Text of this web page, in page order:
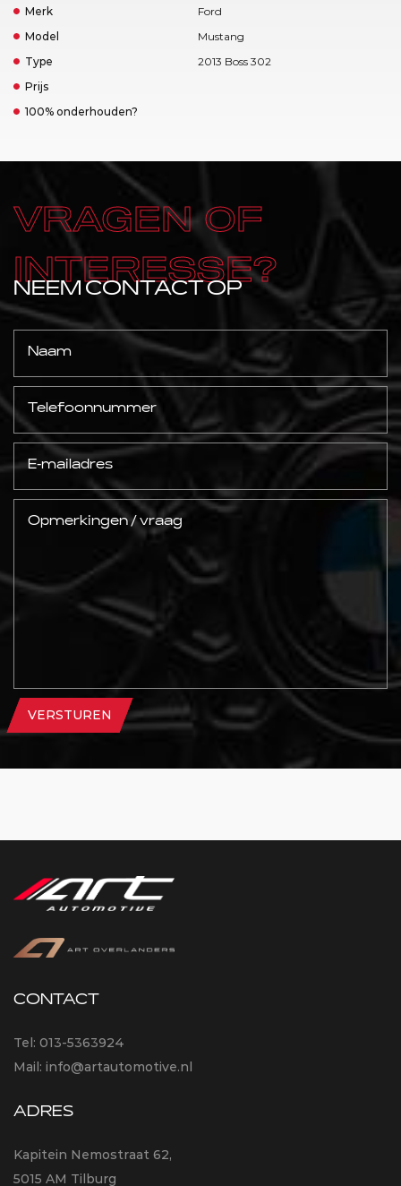
Merk
Ford
Model
Mustang
Type
2013 Boss 302
Prijs
100% onderhouden?
VRAGEN OF
INTERESSE?
NEEM CONTACT OP
VERSTUREN
CONTACT
Tel: 013-5363924
Mail: info@artautomotive.nl
ADRES
Kapitein Nemostraat 62,
5015 AM Tilburg